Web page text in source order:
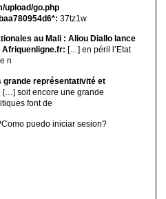
upload/go.php
37tz1w
au Mali : Aliou Diallo lance
Afriquenligne.fr: […] en péril l’Etat
n
grande représentativité et
[…] soit encore une grande
font de
puedo iniciar sesion?